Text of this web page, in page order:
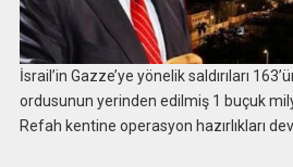
İsrail’in Gazze’ye yönelik saldırıları
ordusunun yerinden edilmiş 1 buçuk
Refah kentine operasyon hazırlıkları